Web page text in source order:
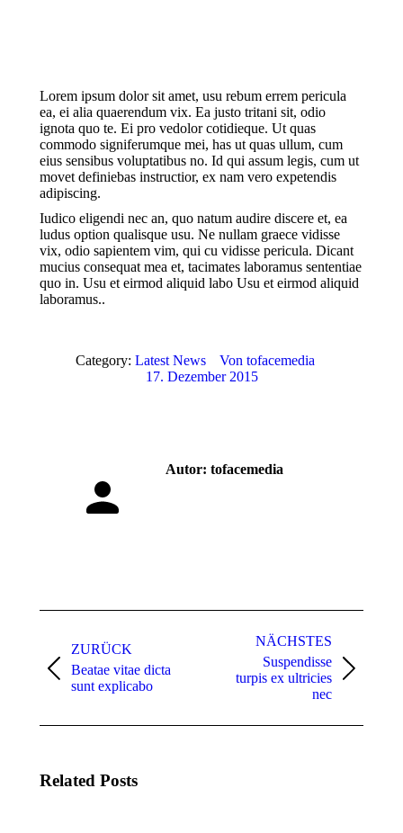
Lorem ipsum dolor sit amet, usu rebum errem pericula
ea, ei alia quaerendum vix. Ea justo tritani sit, odio
ignota quo te. Ei pro vedolor cotidieque. Ut quas
commodo signiferumque mei, has ut quas ullum, cum
eius sensibus voluptatibus no. Id qui assum legis, cum ut
movet definiebas instructior, ex nam vero expetendis
adipiscing.
Iudico eligendi nec an, quo natum audire discere et, ea
ludus option qualisque usu. Ne nullam graece vidisse
vix, odio sapientem vim, qui cu vidisse pericula. Dicant
mucius consequat mea et, tacimates laboramus sententiae
quo in. Usu et eirmod aliquid labo Usu et eirmod aliquid
laboramus..
Category: Latest News Von tofacemedia
17. Dezember 2015
Autor: tofacemedia
ZURÜCK
Vorheriger
Beitrag:
Beatae vitae dicta
sunt explicabo
NÄCHSTES
Nächster
Beitrag:
Suspendisse
turpis ex ultricies
nec
Related Posts